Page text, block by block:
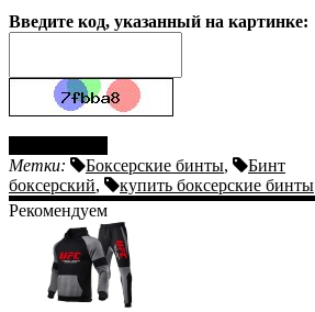
Введите код, указанный на картинке:
Метки:
Боксерские бинты,
Бинт
боксерский,
купить боксерские бинты
Рекомендуем